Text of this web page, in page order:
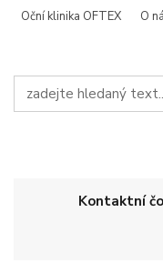
Oční klinika OFTEX O
Kontaktní